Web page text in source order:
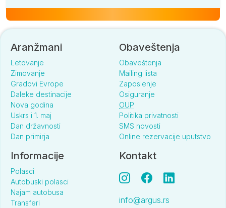
Aranžmani
Letovanje
Zimovanje
Gradovi Evrope
Daleke destinacije
Nova godina
Uskrs i 1. maj
Dan državnosti
Dan primirja
Obaveštenja
Obaveštenja
Mailing lista
Zaposlenje
Osiguranje
OUP
Politika privatnosti
SMS novosti
Online rezervacije uputstvo
Informacije
Polasci
Autobuski polasci
Najam autobusa
Transferi
Kontakt
info@argus.rs